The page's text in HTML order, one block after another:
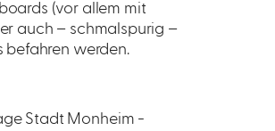
(vor allem mit
auch – schmalspurig –
befahren werden.
Stadt Monheim -